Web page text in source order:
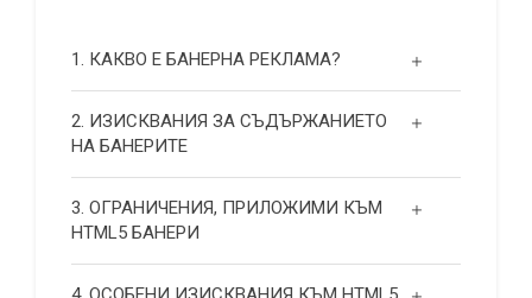
1. КАКВО Е БАНЕРНА РЕКЛАМА?
2. ИЗИСКВАНИЯ ЗА СЪДЪРЖАНИЕТО
НА БАНЕРИТЕ
3. ОГРАНИЧЕНИЯ, ПРИЛОЖИМИ КЪМ
HTML5 БАНЕРИ